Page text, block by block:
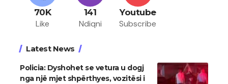
70K
Like
141
Ndiqni
Youtube
Subscribe
Latest News
Policia: Dyshohet se vetura u dogj
nga një mjet shpërthyes, vozitësi i